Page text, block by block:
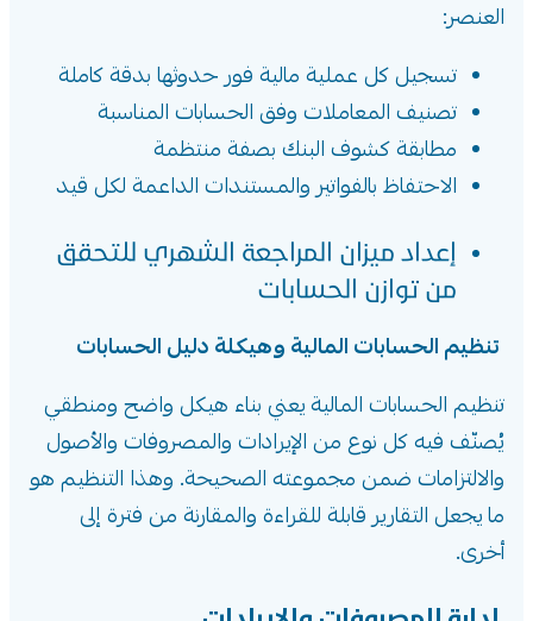
العنصر:
تسجيل كل عملية مالية فور حدوثها بدقة كاملة
تصنيف المعاملات وفق الحسابات المناسبة
مطابقة كشوف البنك بصفة منتظمة
الاحتفاظ بالفواتير والمستندات الداعمة لكل قيد
إعداد ميزان المراجعة الشهري للتحقق
من توازن الحسابات
تنظيم الحسابات المالية وهيكلة دليل الحسابات
تنظيم الحسابات المالية يعني بناء هيكل واضح ومنطقي
يُصنّف فيه كل نوع من الإيرادات والمصروفات والأصول
والالتزامات ضمن مجموعته الصحيحة. وهذا التنظيم هو
ما يجعل التقارير قابلة للقراءة والمقارنة من فترة إلى
أخرى.